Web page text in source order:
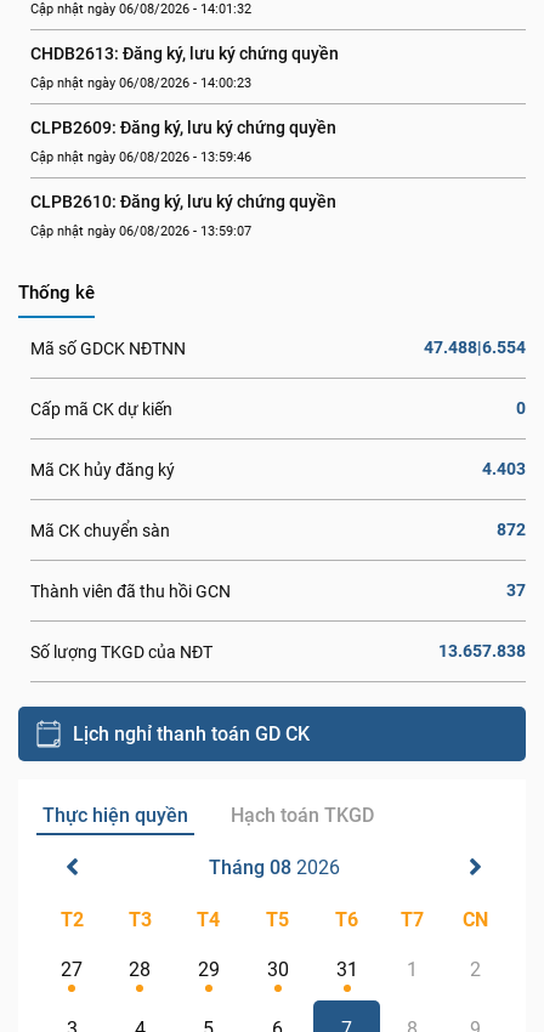
Cập nhật ngày 06/08/2026 - 14:01:32
CHDB2613: Đăng ký, lưu ký chứng quyền
Cập nhật ngày 06/08/2026 - 14:00:23
CLPB2609: Đăng ký, lưu ký chứng quyền
Cập nhật ngày 06/08/2026 - 13:59:46
CLPB2610: Đăng ký, lưu ký chứng quyền
Cập nhật ngày 06/08/2026 - 13:59:07
Thống kê
Mã số GDCK NĐTNN 47.488|6.554
Cấp mã CK dự kiến 0
Mã CK hủy đăng ký 4.403
Mã CK chuyển sàn 872
Thành viên đã thu hồi GCN 37
Số lượng TKGD của NĐT 13.657.838
Lịch nghỉ thanh toán GD CK
Thực hiện quyền Hạch toán TKGD
Tháng 08 2026
T2 T3 T4 T5 T6 T7 CN
27 28 29 30 31 1 2